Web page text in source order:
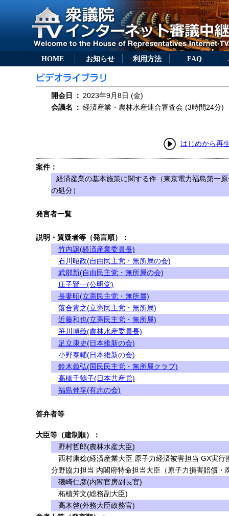
HOME お知らせ 利用方法 FAQ
開会日 ： 2023年9月8日 (金)
会議名
： 経済産業・農林水産連合審査会 (3時間24分)
はじめから再
案件：
経済産業の基本施策に関する件（東京電力福島第一
の処分）
発言者一覧
説明・質疑者等（発言順）：
竹内譲(経済産業委員長)
石川昭政(自由民主党・無所属の会)
武部新(自由民主党・無所属の会)
庄子賢一(公明党)
長妻昭(立憲民主党・無所属)
落合貴之(立憲民主党・無所属)
近藤和也(立憲民主党・無所属)
笹川博義(農林水産委員長)
足立康史(日本維新の会)
小野泰輔(日本維新の会)
鈴木義弘(国民民主党・無所属クラブ)
高橋千鶴子(日本共産党)
福島伸享(有志の会)
答弁者等
大臣等（建制順）：
野村哲郎(農林水産大臣)
西村康稔(経済産業大臣 原子力経済被害担当 GX実行
分野協力担当 内閣府特命担当大臣（原子力損害賠償・
磯崎仁彦(内閣官房副長官)
柘植芳文(総務副大臣)
高木啓(外務大臣政務官)